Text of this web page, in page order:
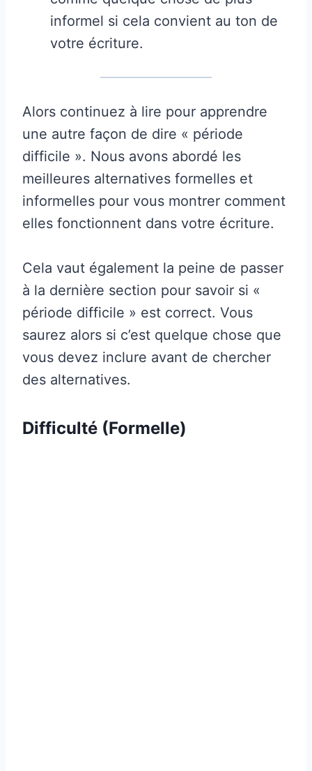
informel si cela convient au ton de
votre écriture.
Alors continuez à lire pour apprendre
une autre façon de dire « période
difficile ». Nous avons abordé les
meilleures alternatives formelles et
informelles pour vous montrer comment
elles fonctionnent dans votre écriture.
Cela vaut également la peine de passer
à la dernière section pour savoir si «
période difficile » est correct. Vous
saurez alors si c’est quelque chose que
vous devez inclure avant de chercher
des alternatives.
Difficulté (Formelle)